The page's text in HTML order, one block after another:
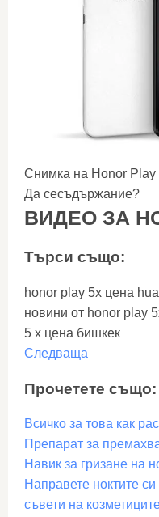
Снимка на Honor Play
Да сесъдържание?
ВИДЕО ЗА
Търси също:
honor play 5x цена
новини от honor play
5 x цена бишкек
Следваща
Прочетете също:
Всичко за това как
Препарат за
Навик за гризане на
Направете ноктите
съвети на